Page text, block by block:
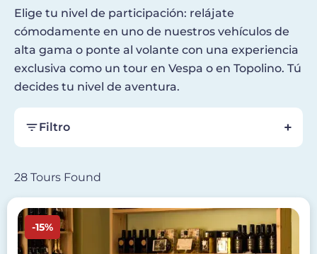
Elige tu nivel de participación: relájate
cómodamente en uno de nuestros vehículos de
alta gama o ponte al volante con una experiencia
exclusiva como un tour en Vespa o en Topolino. Tú
decides tu nivel de aventura.
Filtro
28 Tours Found
Imagen
-15%